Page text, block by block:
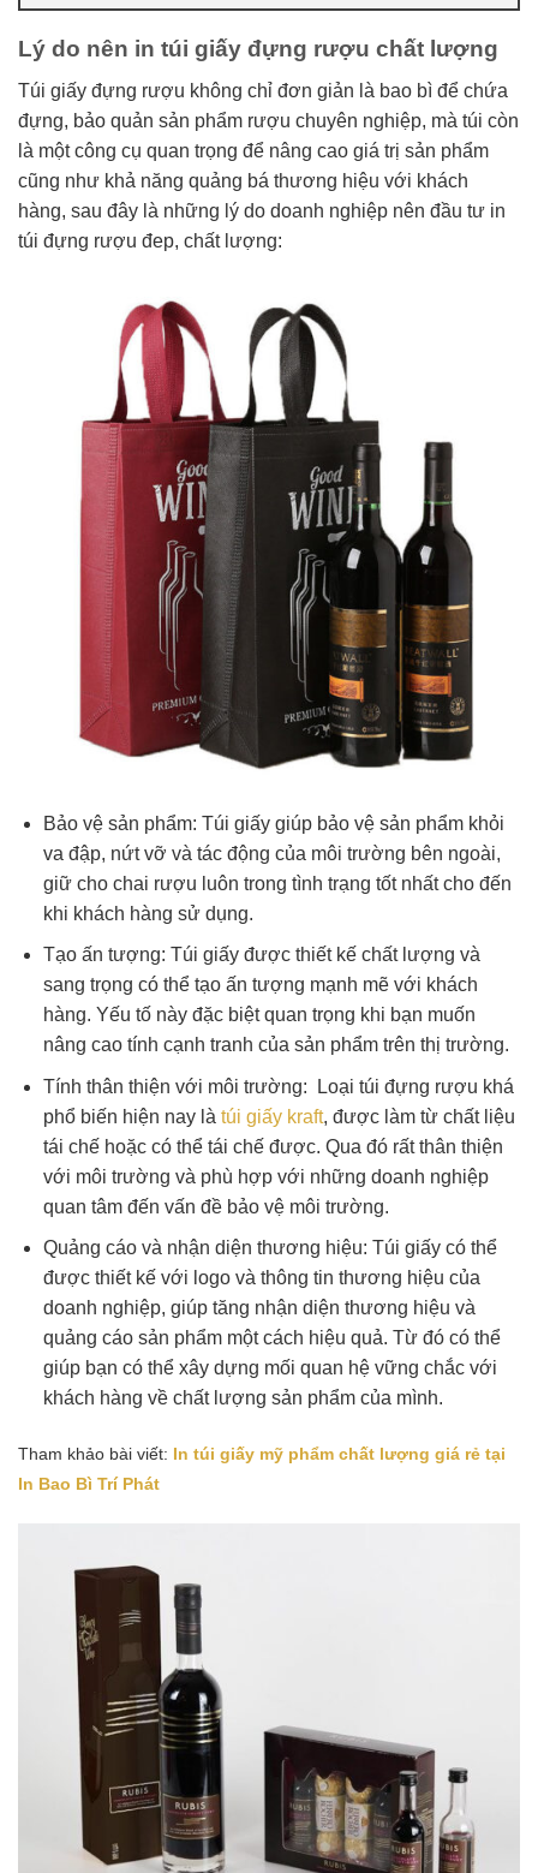
Lý do nên in túi giấy đựng rượu chất lượng
Túi giấy đựng rượu không chỉ đơn giản là bao bì để chứa
đựng, bảo quản sản phẩm rượu chuyên nghiệp, mà túi còn
là một công cụ quan trọng để nâng cao giá trị sản phẩm
cũng như khả năng quảng bá thương hiệu với khách
hàng, sau đây là những lý do doanh nghiệp nên đầu tư in
túi đựng rượu đep, chất lượng:
Bảo vệ sản phẩm: Túi giấy giúp bảo vệ sản phẩm khỏi
va đập, nứt vỡ và tác động của môi trường bên ngoài,
giữ cho chai rượu luôn trong tình trạng tốt nhất cho đến
khi khách hàng sử dụng.
Tạo ấn tượng: Túi giấy được thiết kế chất lượng và
sang trọng có thể tạo ấn tượng mạnh mẽ với khách
hàng. Yếu tố này đặc biệt quan trọng khi bạn muốn
nâng cao tính cạnh tranh của sản phẩm trên thị trường.
Tính thân thiện với môi trường: Loại túi đựng rượu khá
phổ biến hiện nay là túi giấy kraft, được làm từ chất liệu
tái chế hoặc có thể tái chế được. Qua đó rất thân thiện
với môi trường và phù hợp với những doanh nghiệp
quan tâm đến vấn đề bảo vệ môi trường.
Quảng cáo và nhận diện thương hiệu: Túi giấy có thể
được thiết kế với logo và thông tin thương hiệu của
doanh nghiệp, giúp tăng nhận diện thương hiệu và
quảng cáo sản phẩm một cách hiệu quả. Từ đó có thể
giúp bạn có thể xây dựng mối quan hệ vững chắc với
khách hàng về chất lượng sản phẩm của mình.
Tham khảo bài viết: In túi giấy mỹ phẩm chất lượng giá rẻ tại
In Bao Bì Trí Phát